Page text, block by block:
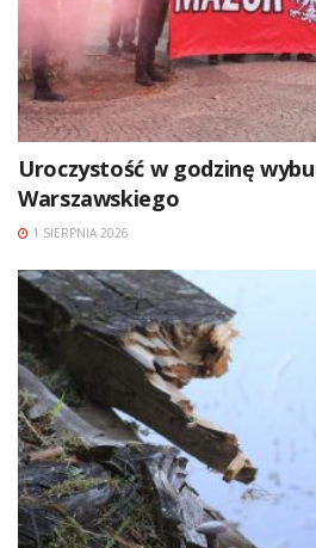
Uroczystość w godzinę
Warszawskiego
1 SIERPNIA 2026